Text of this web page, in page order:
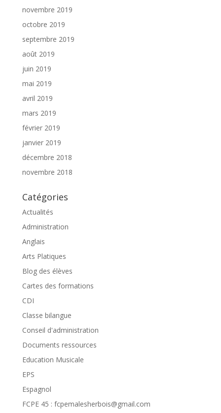
novembre 2019
octobre 2019
septembre 2019
août 2019
juin 2019
mai 2019
avril 2019
mars 2019
février 2019
janvier 2019
décembre 2018
novembre 2018
Catégories
Actualités
Administration
Anglais
Arts Platiques
Blog des élèves
Cartes des formations
CDI
Classe bilangue
Conseil d'administration
Documents ressources
Education Musicale
EPS
Espagnol
FCPE 45 : fcpemalesherbois@gmail.com